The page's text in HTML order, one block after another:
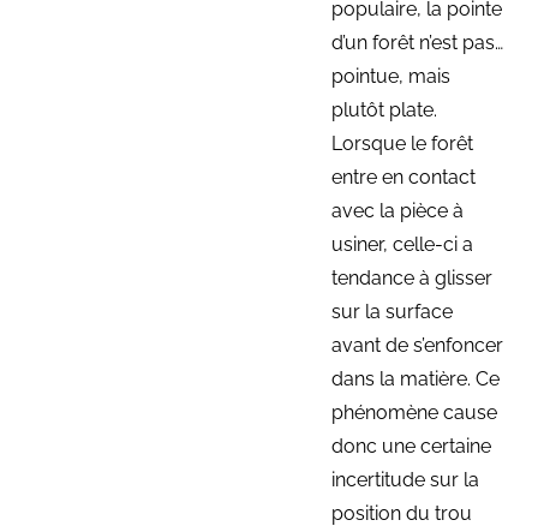
populaire, la pointe
d’un forêt n’est pas…
pointue, mais
plutôt plate.
Lorsque le forêt
entre en contact
avec la pièce à
usiner, celle-ci a
tendance à glisser
sur la surface
avant de s’enfoncer
dans la matière. Ce
phénomène cause
donc une certaine
incertitude sur la
position du trou